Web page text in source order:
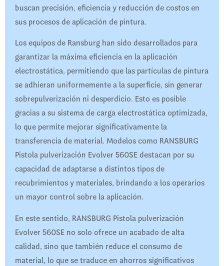
buscan precisión, eficiencia y reducción de costos en
sus procesos de aplicación de pintura.
Los equipos de Ransburg han sido desarrollados para
garantizar la máxima eficiencia en la aplicación
electrostática, permitiendo que las partículas de pintura
se adhieran uniformemente a la superficie, sin generar
sobrepulverización ni desperdicio. Esto es posible
gracias a su sistema de carga electrostática optimizada,
lo que permite mejorar significativamente la
transferencia de material. Modelos como RANSBURG
Pistola pulverización Evolver 560SE destacan por su
capacidad de adaptarse a distintos tipos de
recubrimientos y materiales, brindando a los operarios
un mayor control sobre la aplicación.
En este sentido, RANSBURG Pistola pulverización
Evolver 560SE no solo ofrece un acabado de alta
calidad, sino que también reduce el consumo de
material, lo que se traduce en ahorros significativos